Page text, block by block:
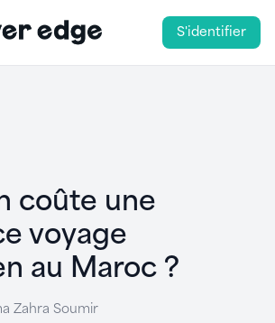
S'identifier
coûte une
voyage
au Maroc ?
Zahra Soumir